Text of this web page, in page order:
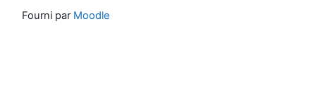
Fourni par Moodle